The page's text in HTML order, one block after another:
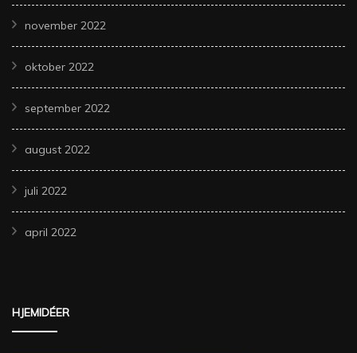
november 2022
oktober 2022
september 2022
august 2022
juli 2022
april 2022
HJEMIDÉER